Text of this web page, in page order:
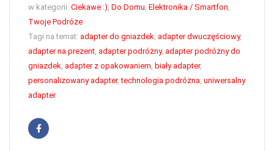
w kategorii: Ciekawe :), Do Domu, Elektronika / Smartfon,
Twoje Podróże
Tagi na temat: adapter do gniazdek, adapter dwuczęściowy,
adapter na prezent, adapter podróżny, adapter podróżny do
gniazdek, adapter z opakowaniem, biały adapter,
personalizowany adapter,technologia podróżna, uniwersalny
adapter
Facebook